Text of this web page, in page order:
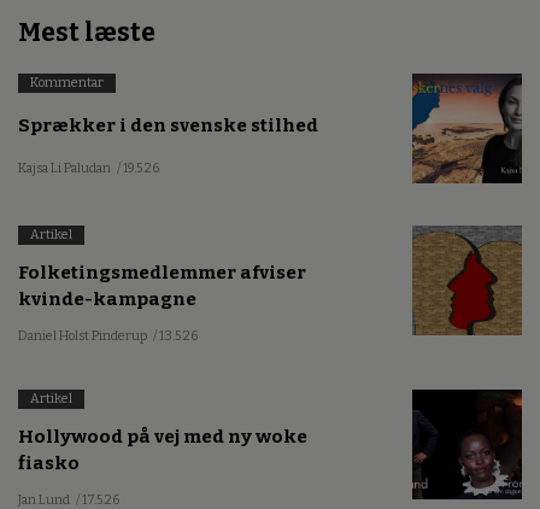
Mest læste
Kommentar
Sprækker i den svenske stilhed
Kajsa Li Paludan / 19.5.26
Artikel
Folketingsmedlemmer afviser
kvinde-kampagne
Daniel Holst Pinderup / 13.5.26
Artikel
Hollywood på vej med ny woke
fiasko
Jan Lund / 17.5.26